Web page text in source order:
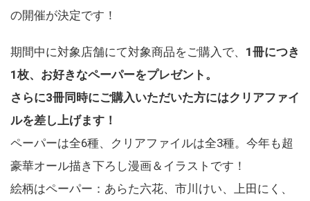
の開催が決定です！
期間中に対象店舗にて対象商品をご購入で、 1冊につき
1枚、お好きなペーパーをプレゼント。
さらに3冊同時にご購入いただいた方にはクリアファイ
ルを差し上げます！
ペーパーは全6種、クリアファイルは全3種。今年も超
豪華オール描き下ろし漫画＆イラストです！
絵柄はペーパー：あらた六花、市川けい、上田にく、